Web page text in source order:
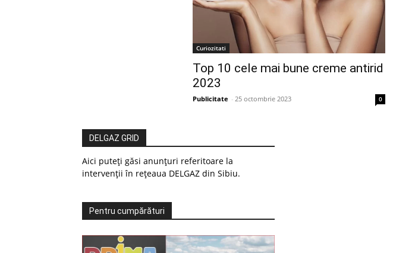
Curiozitati
Top 10 cele mai bune creme antirid
2023
Publicitate - 25 octombrie 2023 0
DELGAZ GRID
Aici puteți găsi anunțuri referitoare la
intervenții în rețeaua DELGAZ din Sibiu.
Pentru cumpărături